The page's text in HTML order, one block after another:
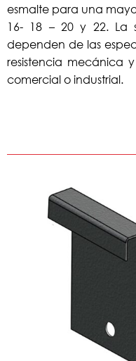
esmalte para una
16- 18 – 20 y 22. La
dependen de las
resistencia mecánica
comercial o industrial.